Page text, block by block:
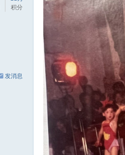
积分
发消息